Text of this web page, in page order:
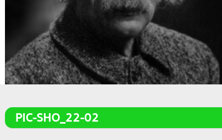
PIC-SHO_22-02